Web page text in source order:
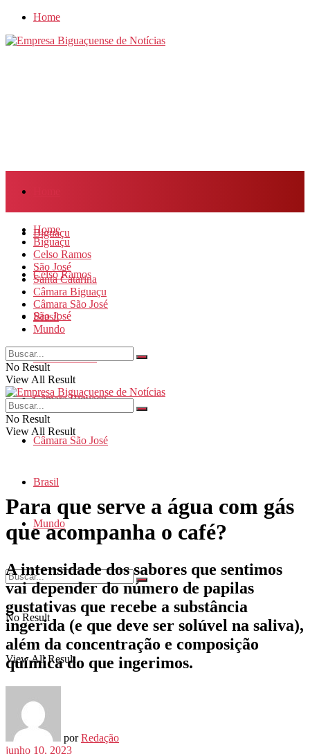
Home
Biguaçu
Celso Ramos
São José
Santa Catarina
Câmara Biguaçu
Câmara São José
Brasil
Mundo
No Result
View All Result
Home
Biguaçu
Celso Ramos
São José
Santa Catarina
Câmara Biguaçu
Câmara São José
Brasil
Mundo
No Result
View All Result
No Result
View All Result
Para que serve a água com gás
que acompanha o café?
A intensidade dos sabores que sentimos
vai depender do número de papilas
gustativas que recebe a substância
ingerida (e que deve ser solúvel na saliva),
além da concentração e composição
química do que ingerimos.
por Redação
junho 10, 2023